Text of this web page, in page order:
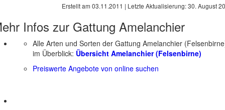
Erstellt am 03.11.2011 | Letzte Aktualisierung:30. August
Infos zur Gattung Amelanchier
Alle Arten und Sorten der Gattung Amelanchier
im Überblick: Übersicht Amelanchier (Felsenbirne)
Preiswerte Angebote von online suchen